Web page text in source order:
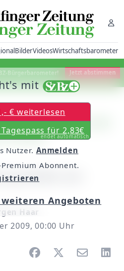
BilderVideosWirtschaftsbarometer
Bürgerbarometer! Jetzt abstimmen
Gespräch mit OB
und den
bleibt ein
Haar
2009, 00:00 Uhr
mit
€ weiterlesen
für 2,83€
endet automatisch
Nutzer. Anmelden
Abonnent.
Angeboten